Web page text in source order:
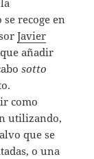
recoge en
Javier
añadir
sotto
como
utilizando,
que se
o una